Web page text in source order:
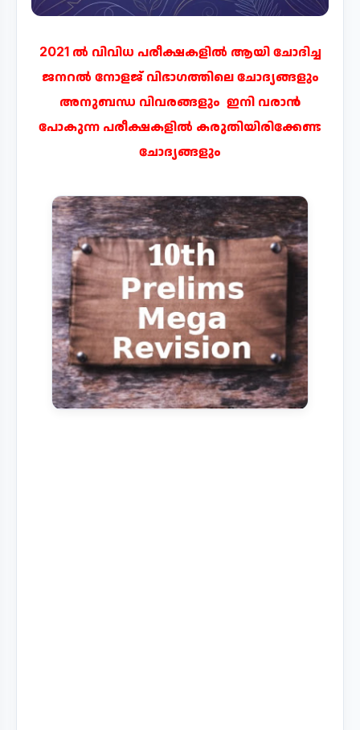
2021 ൽ വിവിധ പരീക്ഷകളിൽ ആയി ചോദിച്ച
ജനറൽ നോളജ് വിഭാഗത്തിലെ ചോദ്യങ്ങളും
അനുബന്ധ വിവരങ്ങളും ഇനി വരാൻ
പോകുന്ന പരീക്ഷകളിൽ കരുതിയിരിക്കേണ്ട
ചോദ്യങ്ങളും